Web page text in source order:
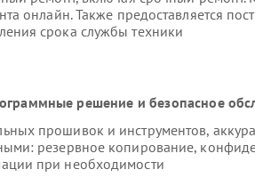
онлайн. Также предоставляется
срока службы техники
решение и безопасное
прошивок и инструментов,
резервное копирование,
при необходимости